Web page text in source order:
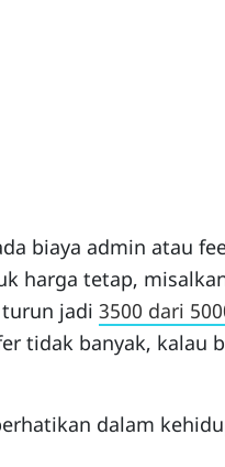
biaya admin atau
harga tetap,
jadi 3500 dari
tidak banyak, kalau
dalam